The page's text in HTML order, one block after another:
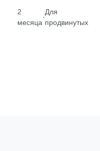
2
месяца
·
Для
продвинутых